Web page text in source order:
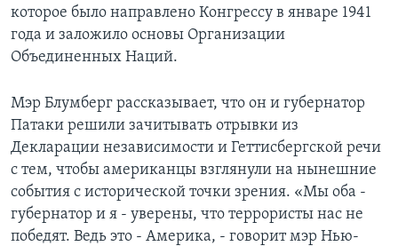
которое было направлено Конгрессу в январе 1941
года и заложило основы Организации
Объединенных Наций.
Мэр Блумберг рассказывает, что он и губернатор
Патаки решили зачитывать отрывки из
Декларации независимости и Геттисбергской речи
с тем, чтобы американцы взглянули на нынешние
события с исторической точки зрения. «Мы оба -
губернатор и я - уверены, что террористы нас не
победят. Ведь это - Америка, - говорит мэр Нью-